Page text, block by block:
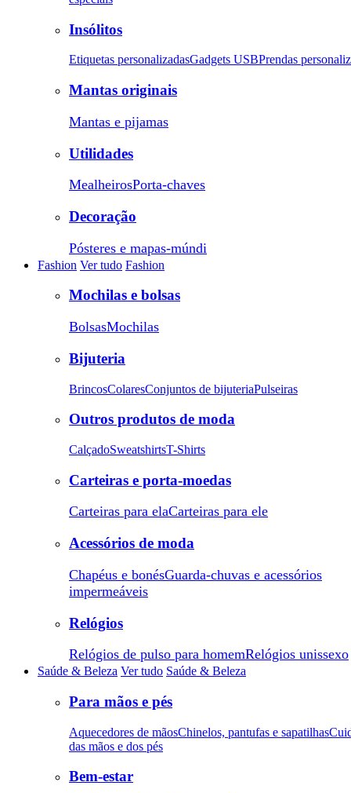
Insólitos
Etiquetas personalizadasGadgets USBPrendas
Mantas originais
Mantas e pijamas
Utilidades
MealheirosPorta-chaves
Decoração
Pósteres e mapas-múndi
Fashion Ver tudo Fashion
Mochilas e bolsas
BolsasMochilas
Bijuteria
BrincosColaresConjuntos de bijuteriaPulseiras
Outros produtos de moda
CalçadoSweatshirtsT-Shirts
Carteiras e porta-moedas
Carteiras para elaCarteiras para ele
Acessórios de moda
Chapéus e bonésGuarda-chuvas e acessórios
impermeáveis
Relógios
Relógios de pulso para homemRelógios unissexo
Saúde & Beleza Ver tudo Saúde & Beleza
Para mãos e pés
Aquecedores de mãosChinelos, pantufas e sapatilhas
das mãos e dos pés
Bem-estar